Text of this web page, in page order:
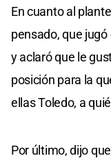
En cuanto al
pensado, que
y aclaró que le
posición para la
ellas Toledo, a
Por último, dijo